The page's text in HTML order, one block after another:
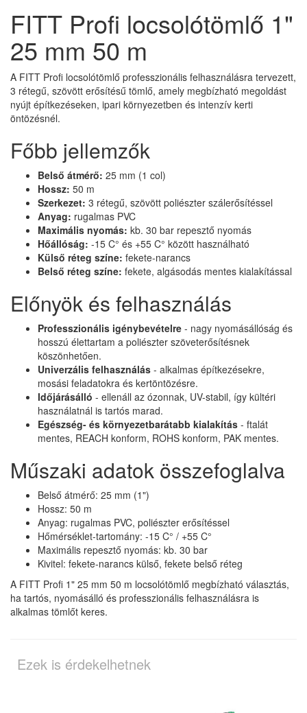
FITT Profi locsolótömlő 1"
25 mm 50 m
A FITT Profi locsolótömlő professzionális felhasználásra tervezett,
3 rétegű, szövött erősítésű tömlő, amely megbízható megoldást
nyújt építkezéseken, ipari környezetben és intenzív kerti
öntözésnél.
Főbb jellemzők
Belső átmérő: 25 mm (1 col)
Hossz: 50 m
Szerkezet: 3 rétegű, szövött poliészter szálerősítéssel
Anyag: rugalmas PVC
Maximális nyomás: kb. 30 bar repesztő nyomás
Hőállóság: -15 C° és +55 C° között használható
Külső réteg színe: fekete-narancs
Belső réteg színe: fekete, algásodás mentes kialakítással
Előnyök és felhasználás
Professzionális igénybevételre - nagy nyomásállóság és
hosszú élettartam a poliészter szöveterősítésnek
köszönhetően.
Univerzális felhasználás - alkalmas építkezésekre,
mosási feladatokra és kertöntözésre.
Időjárásálló - ellenáll az ózonnak, UV-stabil, így kültéri
használatnál is tartós marad.
Egészség- és környezetbarátabb kialakítás - ftalát
mentes, REACH konform, ROHS konform, PAK mentes.
Műszaki adatok összefoglalva
Belső átmérő: 25 mm (1")
Hossz: 50 m
Anyag: rugalmas PVC, poliészter erősítéssel
Hőmérséklet-tartomány: -15 C° / +55 C°
Maximális repesztő nyomás: kb. 30 bar
Kivitel: fekete-narancs külső, fekete belső réteg
A FITT Profi 1" 25 mm 50 m locsolótömlő megbízható választás,
ha tartós, nyomásálló és professzionális felhasználásra is
alkalmas tömlőt keres.
Ezek is érdekelhetnek